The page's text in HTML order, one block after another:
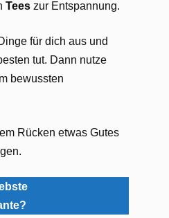
Tees zur Entspannung.
für dich aus und
tut. Dann nutze
bewussten
Rücken etwas Gutes